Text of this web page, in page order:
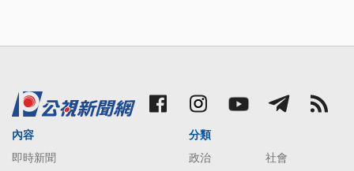
內容
即時新聞
分類
政治
社會